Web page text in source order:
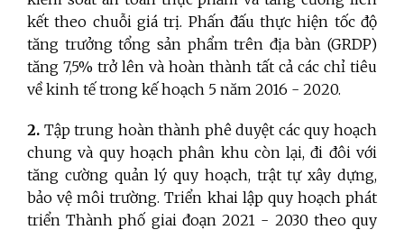
kết theo chuỗi giá trị. Phấn đấu thực hiện tốc độ
tăng trưởng tổng sản phẩm trên địa bàn (GRDP)
tăng 7,5% trở lên và hoàn thành tất cả các chỉ tiêu
về kinh tế trong kế hoạch 5 năm 2016 - 2020.
2. Tập trung hoàn thành phê duyệt các quy hoạch
chung và quy hoạch phân khu còn lại, đi đôi với
tăng cường quản lý quy hoạch, trật tự xây dựng,
bảo vệ môi trường. Triển khai lập quy hoạch phát
triển Thành phố giai đoạn 2021 - 2030 theo quy